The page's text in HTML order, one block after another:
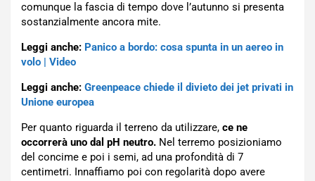
comunque la fascia di tempo dove l’autunno si presenta
sostanzialmente ancora mite.
Leggi anche: Panico a bordo: cosa spunta in un aereo in
volo | Video
Leggi anche: Greenpeace chiede il divieto dei jet privati in
Unione europea
Per quanto riguarda il terreno da utilizzare, ce ne
occorrerà uno dal pH neutro. Nel terremo posizioniamo
del concime e poi i semi, ad una profondità di 7
centimetri. Innaffiamo poi con regolarità dopo avere